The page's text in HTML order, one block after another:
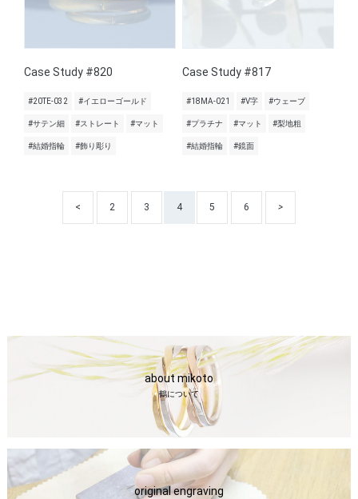
Case Study #820
#20TE-032 #イエローゴールド
#サテン細 #ストレート #マット
#結婚指輪 #飾り彫り
Case Study #817
#18MA-021 #V字 #ウェーブ
#プラチナ #マット #梨地粗
#結婚指輪 #鏡面
< 2 3 4 5 6 >
about mikoto
鶴について
original engraving